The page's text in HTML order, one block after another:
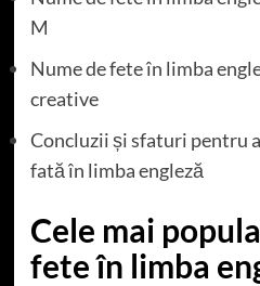
M
Nume de fete în limba
creative
Concluzii și sfaturi pentru
fată în limba engleză
Cele mai
fete în limba